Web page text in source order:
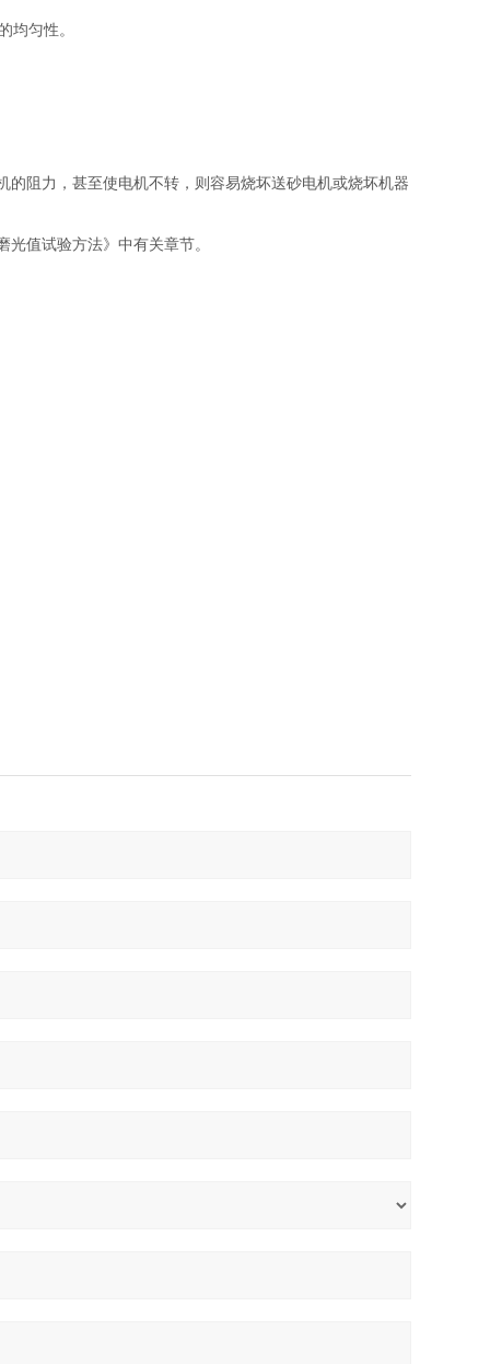
匀性。
阻力，甚至使电机不转，则容易烧坏送砂电机或烧坏机器
值试验方法》中有关章节。